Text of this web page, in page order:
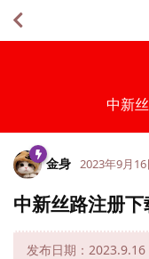
中新
金身 2023年9月16
中新丝路注册
发布日期：